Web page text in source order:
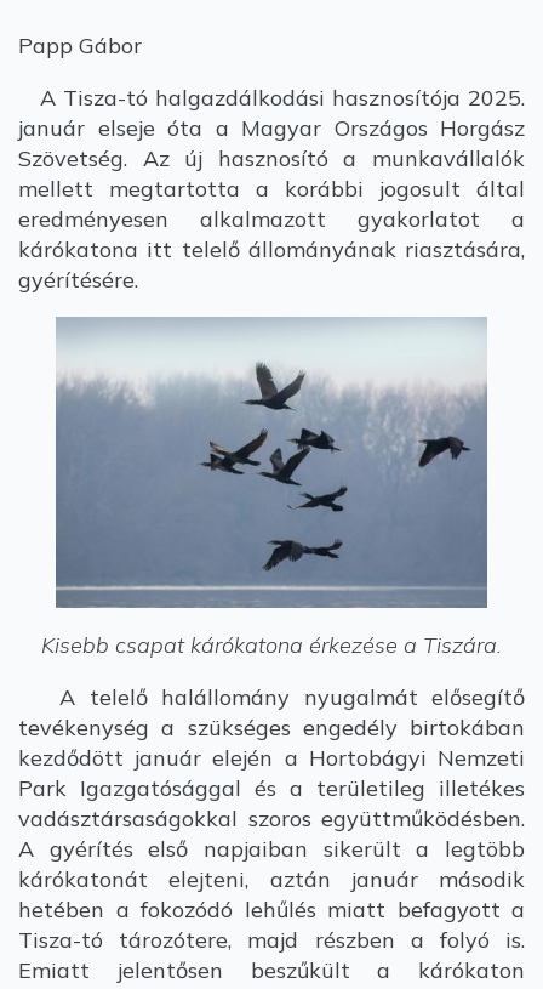
Papp Gábor
A Tisza-tó halgazdálkodási hasznosítója 2025.
január elseje óta a Magyar Országos Horgász
Szövetség. Az új hasznosító a munkavállalók
mellett megtartotta a korábbi jogosult által
eredményesen alkalmazott gyakorlatot a
kárókatona itt telelő állományának riasztására,
gyérítésére.
Kisebb csapat kárókatona érkezése a Tiszára.
A telelő halállomány nyugalmát elősegítő
tevékenység a szükséges engedély birtokában
kezdődött január elején a Hortobágyi Nemzeti
Park Igazgatósággal és a területileg illetékes
vadásztársaságokkal szoros együttműködésben.
A gyérítés első napjaiban sikerült a legtöbb
kárókatonát elejteni, aztán január második
hetében a fokozódó lehűlés miatt befagyott a
Tisza-tó tározótere, majd részben a folyó is.
Emiatt jelentősen beszűkült a kárókaton